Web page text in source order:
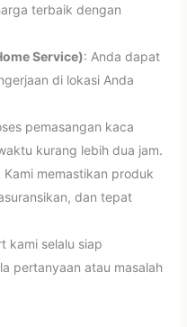
terbaik dengan
Service): Anda dapat
di lokasi Anda
pemasangan kaca
kurang lebih dua jam.
Kami memastikan produk
dan tepat
kami selalu siap
pertanyaan atau masalah